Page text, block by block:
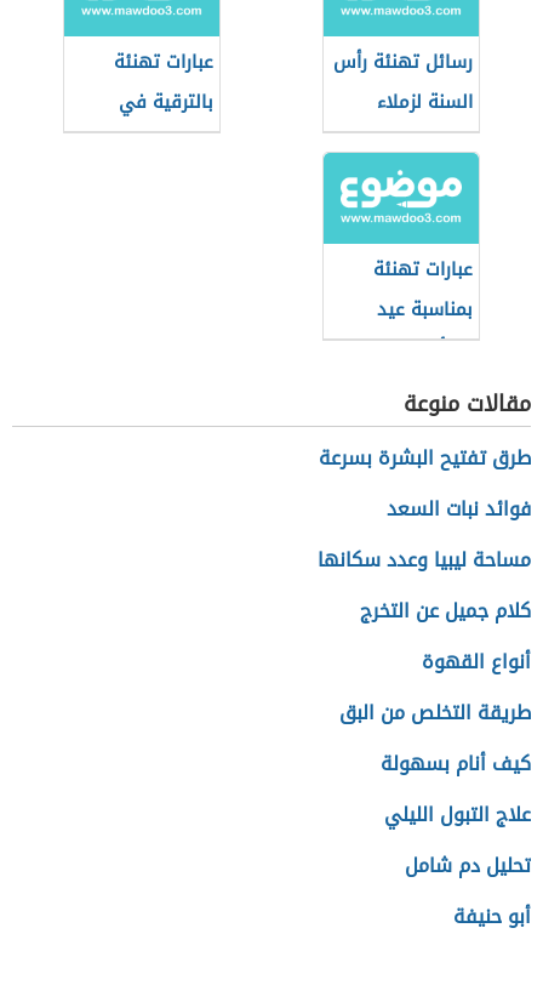
رسائل تهنئة رأس
السنة لزملاء
العمل
عبارات تهنئة
بالترقية في
العمل
عبارات تهنئة
بمناسبة عيد
المرأة
مقالات منوعة
طرق تفتيح البشرة بسرعة
فوائد نبات السعد
مساحة ليبيا وعدد سكانها
كلام جميل عن التخرج
أنواع القهوة
طريقة التخلص من البق
كيف أنام بسهولة
علاج التبول الليلي
تحليل دم شامل
أبو حنيفة